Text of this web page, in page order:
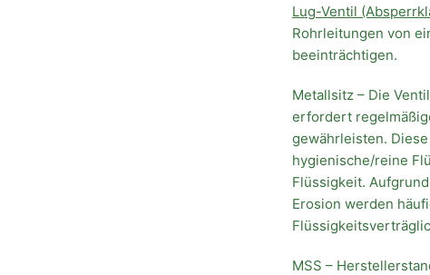
Lug-Ventil
Rohrleitungen von
beeinträchtigen.
Metallsitz – Die
erfordert
gewährleisten.
hygienische/reine
Flüssigkeit.
Erosion werden
MSS –